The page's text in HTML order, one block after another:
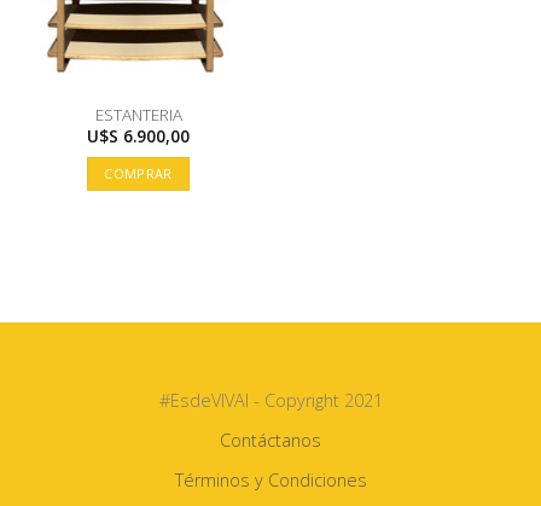
ESTANTERIA
U$S 6.900,00
COMPRAR
#EsdeVIVAI - Copyright 2021
Contáctanos
Términos y Condiciones